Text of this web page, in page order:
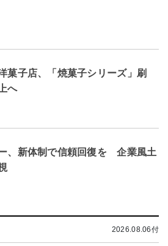
菓子店、「焼菓子シリーズ」刷
へ
、新体制で信頼回復を 企業風土
2026.08.06付